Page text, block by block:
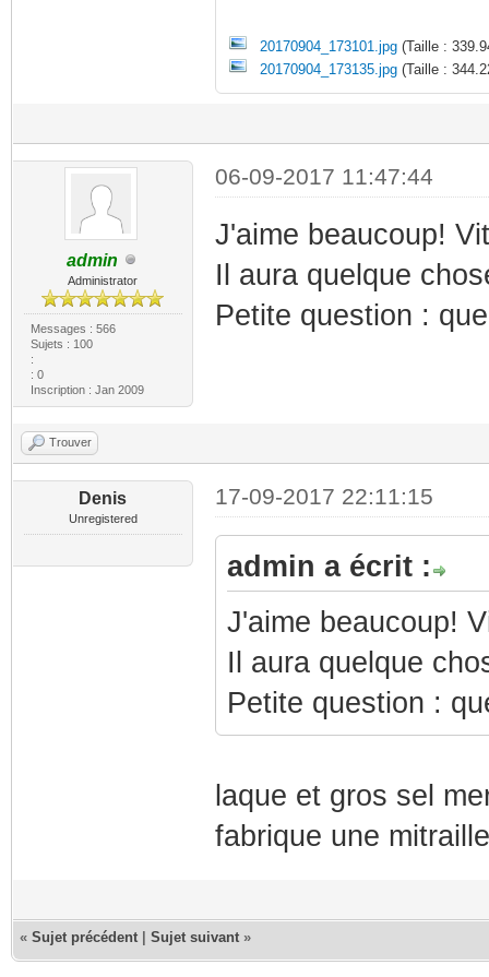
20170904_173101.jpg(Taille :
20170904_173135.jpg(Taille :
admin
Administrator
Messages : 566
Sujets : 100
:
: 0
Inscription : Jan 2009
06-09-2017 11:47:44
J'aime beaucoup!
Il aura quelque
Petite question :
Trouver
Denis
Unregistered
17-09-2017 22:11:15
admin a écrit :
J'aime beaucoup!
Il aura quelque
Petite question :
laque et gros sel
fabrique une
« Sujet précédent Sujet suivant »